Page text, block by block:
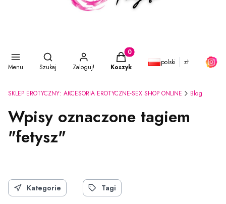
Menu
Otwórz wyszukiwarkę
Szukaj Zaloguj!
Produkty w koszyku: 0. Zobacz
Koszyk
polski zł
SKLEP EROTYCZNY: AKCESORIA EROTYCZNE-SEX SHOP ONLINE Blog
Wpisy oznaczone tagiem
"fetysz"
Kategorie Tagi